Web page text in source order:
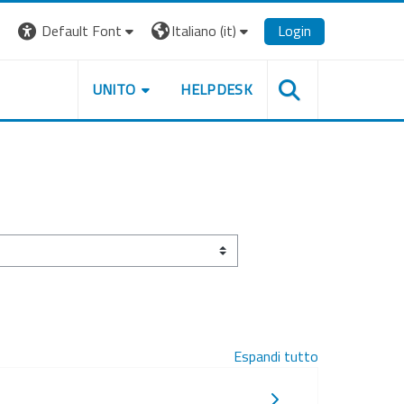
Default Font Italiano ‎(it)‎ Login
UNITO HELPDESK
Espandi tutto